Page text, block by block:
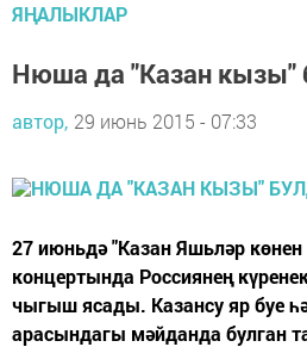
ЯҢАЛЫКЛАР
Нюша да "Казан кызы"
автор, 29 июнь 2015 - 07:33
27 июньдә "Казан Яшьләр
концертында Россиянең
чыгыш ясады. Казансу яр буе
арасындагы мәйданда булган